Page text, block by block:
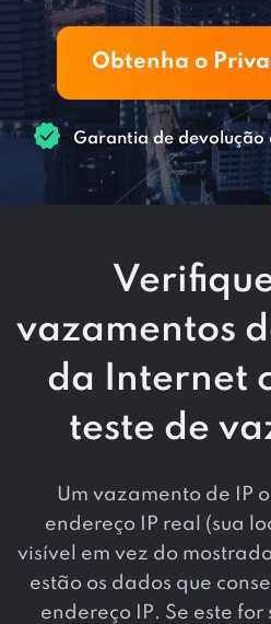
Obtenha o
Garantia de devolução
vazamentos
da Internet
teste de
Um vazamento de IP
endereço IP real (sua
visível em vez do
estão os dados que
endereço IP. Se este for